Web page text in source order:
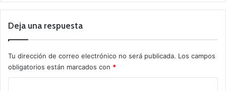
Deja una respuesta
Tu dirección de correo electrónico no será publicada. Los campos
obligatorios están marcados con *